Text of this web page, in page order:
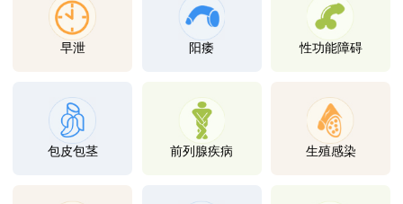
早泄 阳痿 性功能障碍
包皮包茎 前列腺疾病 生殖感染